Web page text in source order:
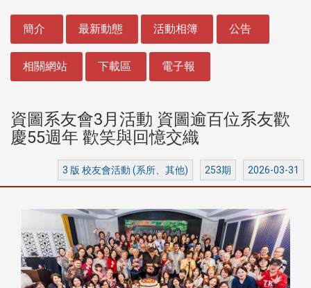
簡介 最新動態 活動相簿 公告
相關網站 下載區 電子報
資圖系友會3月活動 資圖逾百位系友歡
慶55週年 歡笑與回憶交織
3 版 校友會活動 (系所、其他) 253期 2026-03-31